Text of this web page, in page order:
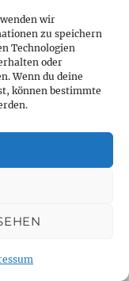
wir
zu speichern
Technologien
oder
Wenn du deine
können bestimmte
fühlte ich
kamen
Ursache
sondern
war.
zum Arzt.
Ich hoffte,
der Arzt es
waren sie